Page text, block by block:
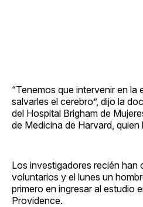
“Tenemos que intervenir en la
salvarles el cerebro”, dijo la
del Hospital Brigham de
de Medicina de Harvard, quien
Los investigadores recién han
voluntarios y el lunes un
primero en ingresar al estudio
Providence.